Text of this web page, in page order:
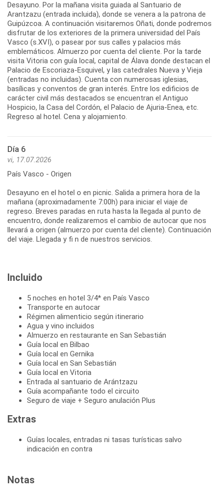
Desayuno. Por la mañana visita guiada al Santuario de
Arantzazu (entrada incluida), donde se venera a la patrona de
Guipúzcoa. A continuación visitaremos Oñati, donde podremos
disfrutar de los exteriores de la primera universidad del País
Vasco (s.XVI), o pasear por sus calles y palacios más
emblemáticos. Almuerzo por cuenta del cliente. Por la tarde
visita Vitoria con guía local, capital de Álava donde destacan el
Palacio de Escoriaza-Esquivel, y las catedrales Nueva y Vieja
(entradas no incluidas). Cuenta con numerosas iglesias,
basílicas y conventos de gran interés. Entre los edificios de
carácter civil más destacados se encuentran el Antiguo
Hospicio, la Casa del Cordón, el Palacio de Ajuria-Enea, etc.
Regreso al hotel. Cena y alojamiento.
Día 6
vi, 17.07.2026
País Vasco - Origen
Desayuno en el hotel o en picnic. Salida a primera hora de la
mañana (aproximadamente 7:00h) para iniciar el viaje de
regreso. Breves paradas en ruta hasta la llegada al punto de
encuentro, donde realizaremos el cambio de autocar que nos
llevará a origen (almuerzo por cuenta del cliente). Continuación
Incluido
5 noches en hotel 3/4* en País Vasco
Transporte en autocar
Régimen alimenticio según itinerario
Agua y vino incluidos
Almuerzo en restaurante en San Sebastián
Guía local en Bilbao
Guía local en Gernika
Guía local en San Sebastián
Guía local en Vitoria
Entrada al santuario de Arántzazu
Guía acompañante todo el circuito
Seguro de viaje + Seguro anulación Plus
Extras
Guías locales, entradas ni tasas turísticas salvo
indicación en contra
Notas